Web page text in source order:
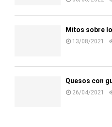
Mitos sobre
13/08/2021
Quesos con
26/04/2021